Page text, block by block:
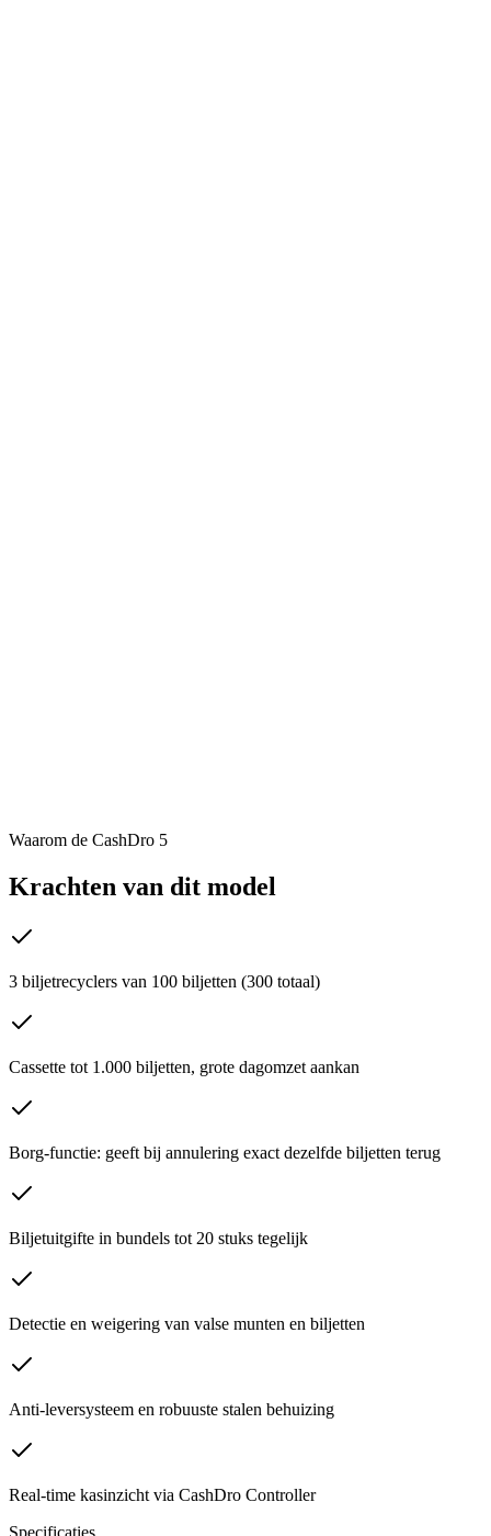
Waarom de CashDro 5
Krachten van dit model
3 biljetrecyclers van 100 biljetten (300 totaal)
Cassette tot 1.000 biljetten, grote dagomzet aankan
Borg-functie: geeft bij annulering exact dezelfde biljetten terug
Biljetuitgifte in bundels tot 20 stuks tegelijk
Detectie en weigering van valse munten en biljetten
Anti-leversysteem en robuuste stalen behuizing
Real-time kasinzicht via CashDro Controller
Specificaties